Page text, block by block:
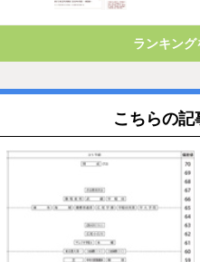
ランキン
こちらの